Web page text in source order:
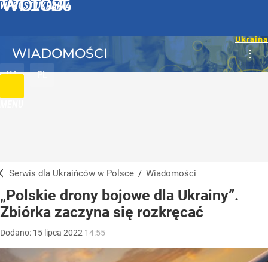
WPROST UKRAINA
UA PL
WIADOMOŚCI
Serwis dla Ukraińców w Polsce / Wiadomości
„Polskie drony bojowe dla Ukrainy”.
Zbiórka zaczyna się rozkręcać
Dodano: 15 lipca 2022 14:55